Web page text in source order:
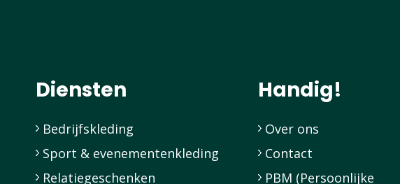
Diensten
Bedrijfskleding
Sport & evenementenkleding
Relatiegeschenken
Handig!
Over ons
Contact
PBM (Persoonlijke